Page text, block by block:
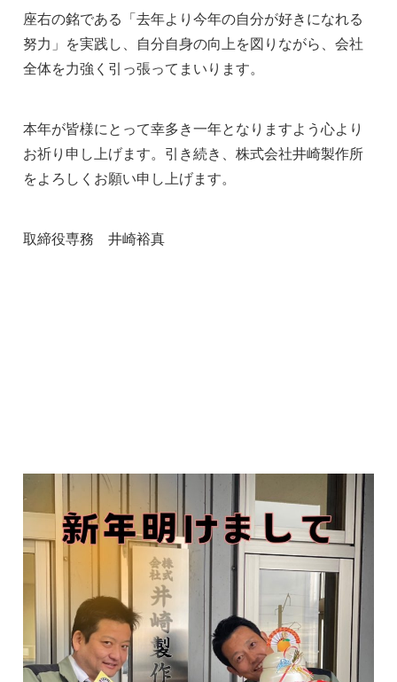
座右の銘である「去年より今年の自分が好きになれる
努力」を実践し、自分自身の向上を図りながら、会社
全体を力強く引っ張ってまいります。
本年が皆様にとって幸多き一年となりますよう心より
お祈り申し上げます。引き続き、株式会社井崎製作所
をよろしくお願い申し上げます。
取締役専務 井崎裕真